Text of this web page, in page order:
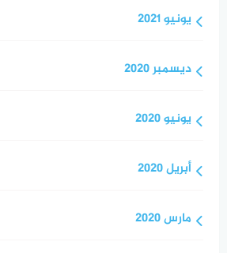
يونيو 2021
ديسمبر 2020
يونيو 2020
أبريل 2020
مارس 2020